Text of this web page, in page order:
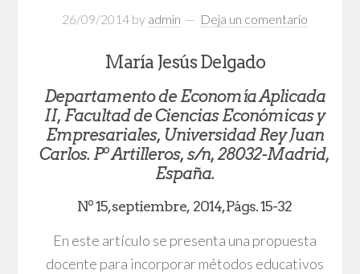
26/09/2014by admin Deja un comentario
María Jesús Delgado
Departamento de Economía Aplicada
II, Facultad de Ciencias Económicas y
Empresariales, Universidad Rey Juan
Carlos. Pº Artilleros, s/n, 28032-Madrid,
España.
Nº 15, septiembre, 2014, Págs. 15-32
En este artículo se presenta una propuesta
docente para incorporar métodos educativos